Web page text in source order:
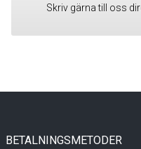
Skriv gärna till oss
BETALNINGSMETODER